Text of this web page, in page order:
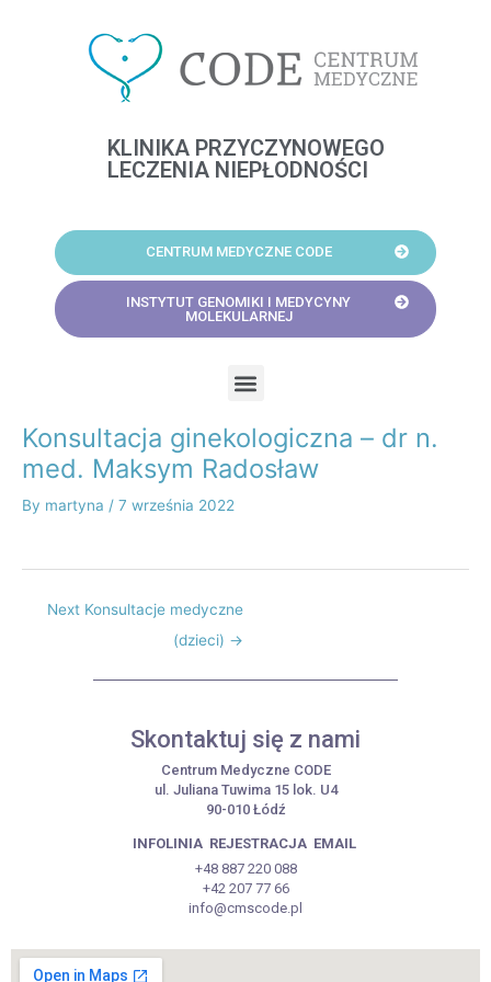
KLINIKA PRZYCZYNOWEGO
LECZENIA NIEPŁODNOŚCI
CENTRUM MEDYCZNE CODE
INSTYTUT GENOMIKI I MEDYCYNY
MOLEKULARNEJ
Konsultacja ginekologiczna – dr n.
med. Maksym Radosław
By martyna / 7 września 2022
Post
navigation
Next Konsultacje medyczne
(dzieci) →
Skontaktuj się z nami
Centrum Medyczne CODE
ul. Juliana Tuwima 15 lok. U4
90-010 Łódź
INFOLINIA REJESTRACJA EMAIL
+48 887 220 088
+42 207 77 66
info@cmscode.pl